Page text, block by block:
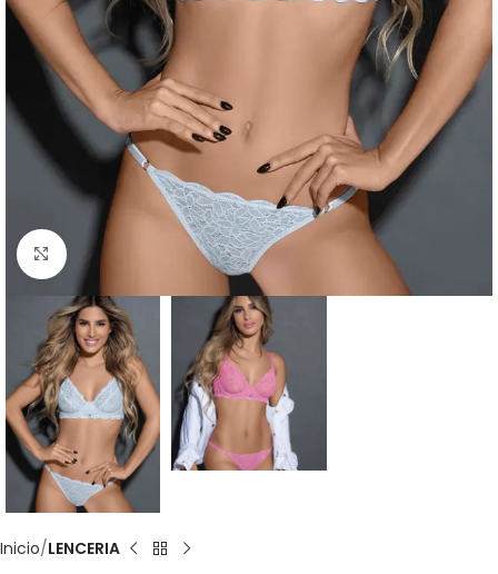
Clic para ampliar
Inicio LENCERIA